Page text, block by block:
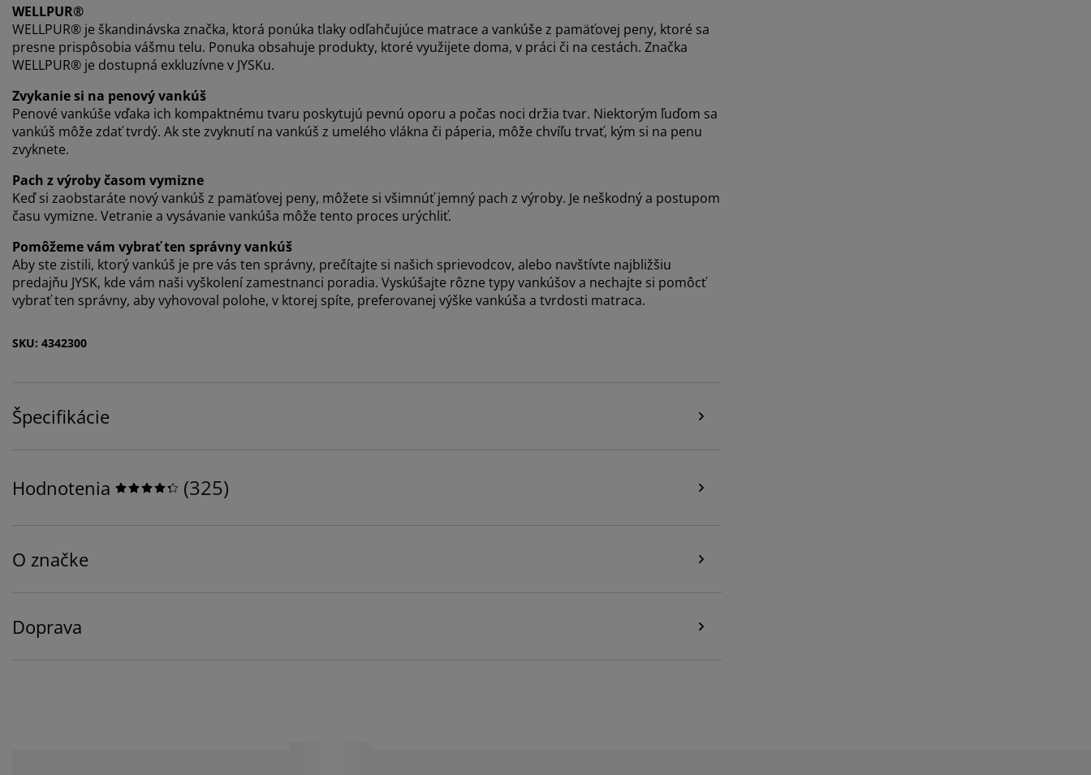
WELLPUR®
WELLPUR® je škandinávska značka, ktorá ponúka tlaky odľahčujúce matrace a vankúše z pamäťovej peny, ktoré sa
presne prispôsobia vášmu telu. Ponuka obsahuje produkty, ktoré využijete doma, v práci či na cestách. Značka
WELLPUR® je dostupná exkluzívne v JYSKu.
Zvykanie si na penový vankúš
Penové vankúše vďaka ich kompaktnému tvaru poskytujú pevnú oporu a počas noci držia tvar. Niektorým ľuďom sa
vankúš môže zdať tvrdý. Ak ste zvyknutí na vankúš z umelého vlákna či páperia, môže chvíľu trvať, kým si na penu
zvyknete.
Pach z výroby časom vymizne
Keď si zaobstaráte nový vankúš z pamäťovej peny, môžete si všimnúť jemný pach z výroby. Je neškodný a postupom
času vymizne. Vetranie a vysávanie vankúša môže tento proces urýchliť.
Pomôžeme vám vybrať ten správny vankúš
Aby ste zistili, ktorý vankúš je pre vás ten správny, prečítajte si našich sprievodcov, alebo navštívte najbližšiu
predajňu JYSK, kde vám naši vyškolení zamestnanci poradia. Vyskúšajte rôzne typy vankúšov a nechajte si pomôcť
vybrať ten správny, aby vyhovoval polohe, v ktorej spíte, preferovanej výške vankúša a tvrdosti matraca.
SKU: 4342300
Špecifikácie
Hodnotenia (325)
O značke
Doprava